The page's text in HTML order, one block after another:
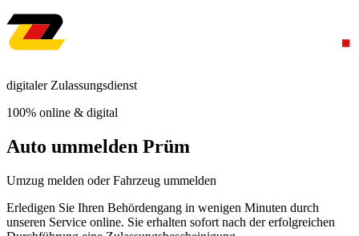
digitaler Zulassungsdienst
100% online & digital
Auto ummelden Prüm
Umzug melden oder Fahrzeug ummelden
Erledigen Sie Ihren Behördengang in wenigen Minuten durch
unseren Service online. Sie erhalten sofort nach der erfolgreichen